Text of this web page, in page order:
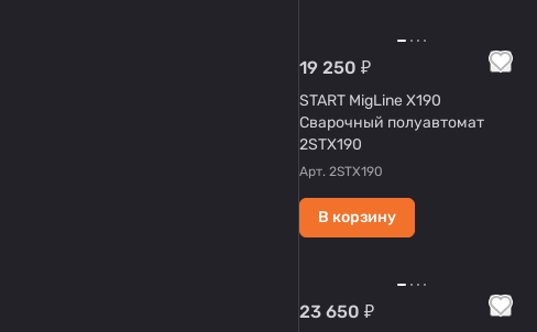
19 250 ₽
START MigLine X190
Сварочный полуавтомат
2STX190
Арт. 2STX190
В корзину
23 650 ₽